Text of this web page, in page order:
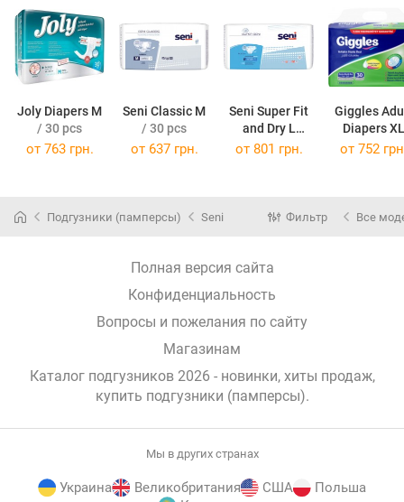
Joly Diapers M
/ 30 pcs
Seni Classic M
/ 30 pcs
Seni Super Fit
and Dry L
/ 30 pcs
Giggles
Diapers XL
/ 30 pcs
от 763 грн. от 637 грн. от 801 грн. от 752
Подгузники (памперсы) Seni Фильтр Все
Полная версия сайта
Конфиденциальность
Вопросы и пожелания по сайту
Магазинам
Каталог подгузников 2026 - новинки, хиты продаж,
купить подгузники (памперсы).
Мы в других странах
Украина Великобритания США
Польша